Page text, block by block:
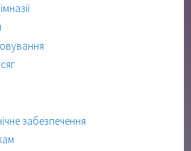
забезпечення